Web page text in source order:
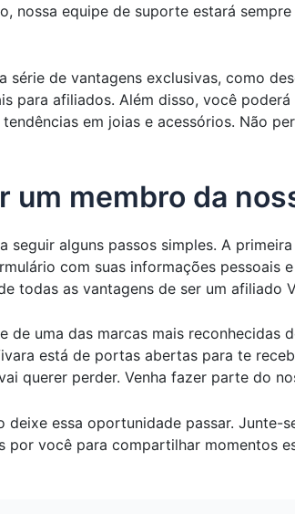
nossa equipe de suporte estará
de vantagens exclusivas, como
para afiliados. Além disso, você
em joias e acessórios. Não
um membro da
seguir alguns passos simples. A
com suas informações pessoais
todas as vantagens de ser um afiliado
de uma das marcas mais reconhecidas
está de portas abertas para te
querer perder. Venha fazer parte do
essa oportunidade passar. Junte-
por você para compartilhar momentos